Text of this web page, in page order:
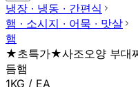
냉장 ∙ 냉동 ∙ 간편식
햄 ∙ 소시지 ∙ 어묵 ∙ 맛살
햄
★초특가★사조오양 부대
듬햄
1KG / EA